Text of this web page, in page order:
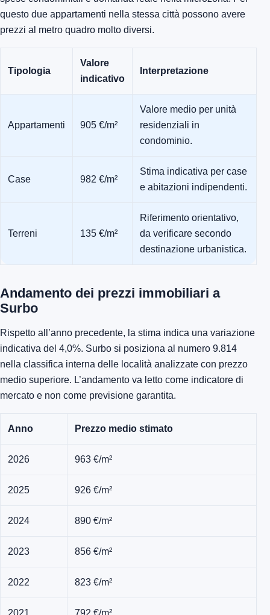
questo due appartamenti nella stessa città possono avere
prezzi al metro quadro molto diversi.
Tipologia
Valore
indicativo
Interpretazione
Appartamenti 905 €/m²
Valore medio per unità
residenziali in
condominio.
Case 982 €/m²
Stima indicativa per case
e abitazioni indipendenti.
Terreni 135 €/m²
Riferimento orientativo,
da verificare secondo
destinazione urbanistica.
Andamento dei prezzi immobiliari a
Surbo
Rispetto all’anno precedente, la stima indica una variazione
indicativa del 4,0%. Surbo si posiziona al numero 9.814
nella classifica interna delle località analizzate con prezzo
medio superiore. L’andamento va letto come indicatore di
mercato e non come previsione garantita.
Anno Prezzo medio stimato
2026 963 €/m²
2025 926 €/m²
2024 890 €/m²
2023 856 €/m²
2022 823 €/m²